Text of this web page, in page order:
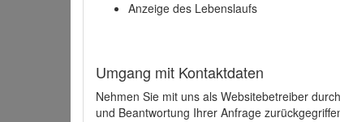
Anzeige des Lebenslaufs
Umgang mit Kontaktdaten
Nehmen Sie mit uns als Websitebetreiber
und Beantwortung Ihrer Anfrage